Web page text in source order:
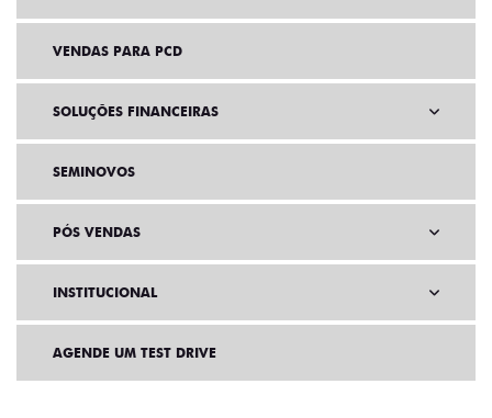
VENDAS PARA PCD
SOLUÇÕES FINANCEIRAS
SEMINOVOS
PÓS VENDAS
INSTITUCIONAL
AGENDE UM TEST DRIVE